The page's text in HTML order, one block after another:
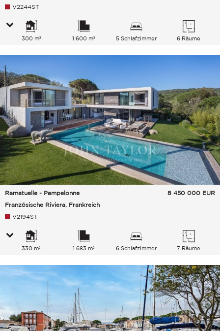
V2244ST
300 m² 1 600 m² 5 Schlafzimmer 6 Räume
Ramatuelle - Pampelonne
Französische Riviera, Frankreich
8 450 000 EUR
V2194ST
330 m² 1 683 m² 6 Schlafzimmer 7 Räume